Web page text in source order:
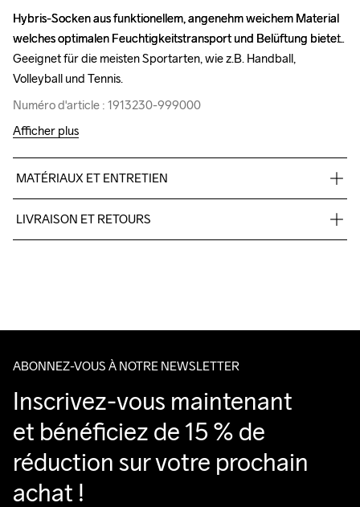
Hybris-Socken aus funktionellem, angenehm weichem Material
welches optimalen Feuchtigkeitstransport und Belüftung bietet.
Geeignet für die meisten Sportarten, wie z.B. Handball,
Volleyball und Tennis.
Numéro d'article : 1913230-999000
Hybris-Socken aus funktionellem, angenehm weichem Material
welches optimalen Feuchtigkeitstransport und Belüftung bietet.
Geeignet für die meisten Sportarten, wie z.B. Handball,
Volleyball und Tennis.
Numéro d'article : 1913230-999000
Afficher plus
MATÉRIAUX ET ENTRETIEN
LIVRAISON ET RETOURS
ABONNEZ-VOUS À NOTRE NEWSLETTER
Inscrivez-vous maintenant
et bénéficiez de 15 % de
réduction sur votre prochain
achat !